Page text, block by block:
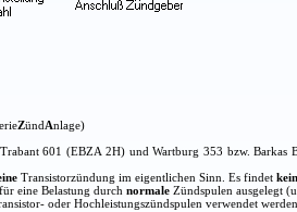
Zünd Anlage)
601 (EBZA 2H) und Wartburg 353 bzw. Barkas
Transistorzündung im eigentlichen Sinn. Es findet
eine Belastung durch normale Zündspulen ausgelegt
oder Hochleistungszündspulen verwendet